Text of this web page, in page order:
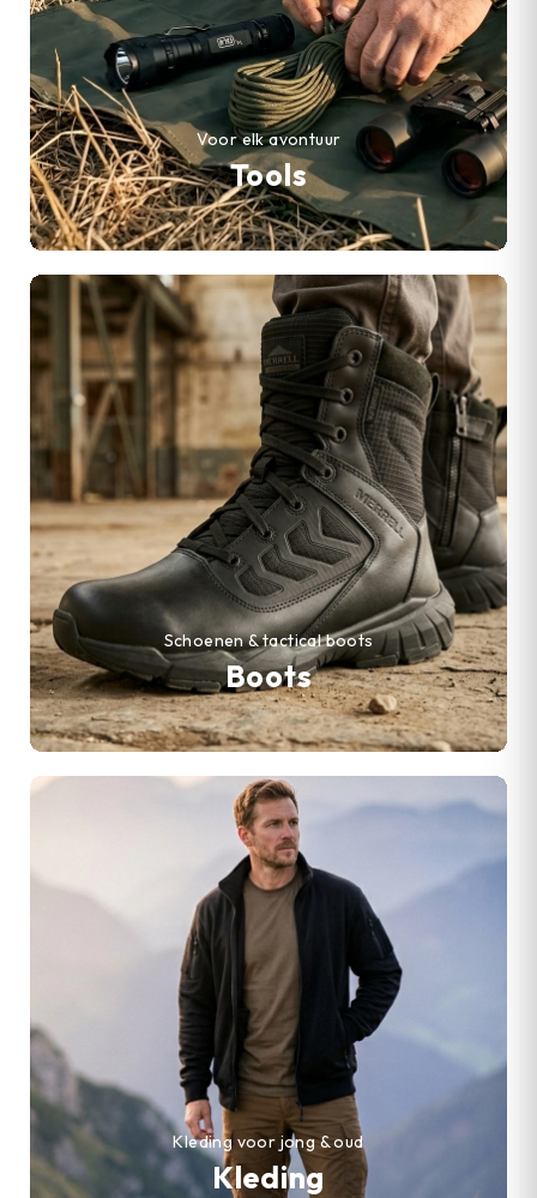
Tools
Voor elk avontuur
Boots
Schoenen & tactical boots
Kleding
Kleding voor jong & oud